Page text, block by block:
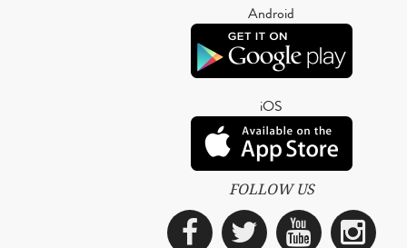
Android
iOS
FOLLOW US
Facebook
Twitter